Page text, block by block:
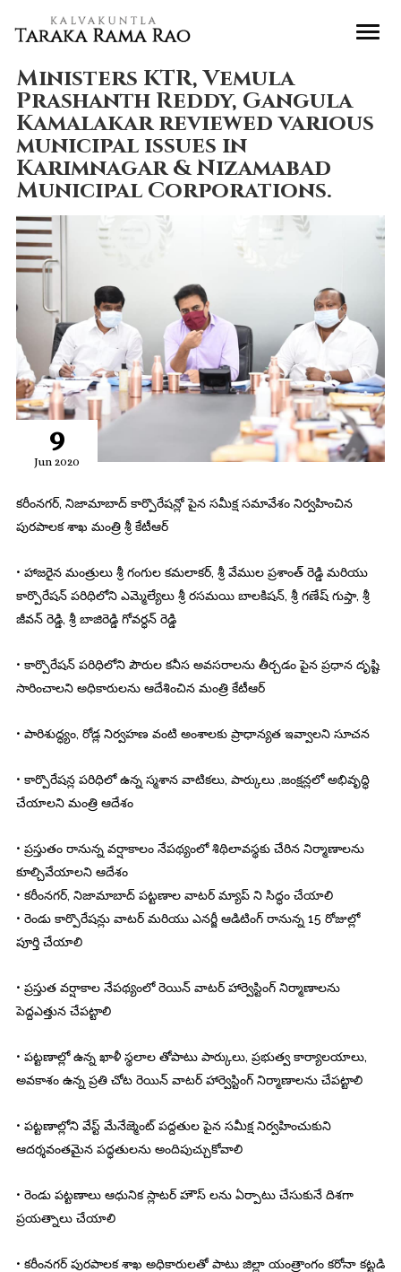
Ministers KTR, Vemula
Prashanth Reddy, Gangula
Kamalakar reviewed various
municipal issues in
Karimnagar & Nizamabad
Municipal Corporations.
9
Jun 2020
కరీంనగర్, నిజామాబాద్ కార్పొరేషన్లో పైన సమీక్ష సమావేశం నిర్వహించిన
పురపాలక శాఖ మంత్రి శ్రీ కేటీఆర్
• హాజరైన మంత్రులు శ్రీ గంగుల కమలాకర్, శ్రీ వేముల ప్రశాంత్ రెడ్డి మరియు
కార్పొరేషన్ పరిధిలోని ఎమ్మెల్యేలు శ్రీ రసమయి బాలకిషన్, శ్రీ గణేష్ గుప్తా, శ్రీ
జీవన్ రెడ్డి, శ్రీ బాజిరెడ్డి గోవర్ధన్ రెడ్డి
• కార్పొరేషన్ పరిధిలోని పౌరుల కనీస అవసరాలను తీర్చడం పైన ప్రధాన దృష్టి
సారించాలని అధికారులను ఆదేశించిన మంత్రి కేటీఆర్
• పారిశుద్ధ్యం, రోడ్ల నిర్వహణ వంటి అంశాలకు ప్రాధాన్యత ఇవ్వాలని సూచన
• కార్పొరేషన్ల పరిధిలో ఉన్న స్మశాన వాటికలు, పార్కులు ,జంక్షన్లలో అభివృద్ధి
చేయాలని మంత్రి ఆదేశం
• ప్రస్తుతం రానున్న వర్షాకాలం నేపథ్యంలో శిథిలావస్థకు చేరిన నిర్మాణాలను
కూల్చివేయాలని ఆదేశం
• కరీంనగర్, నిజామాబాద్ పట్టణాల వాటర్ మ్యాప్ ని సిద్ధం చేయాలి
• రెండు కార్పొరేషన్లు వాటర్ మరియు ఎనర్జీ ఆడిటింగ్ రానున్న 15 రోజుల్లో
పూర్తి చేయాలి
• ప్రస్తుత వర్షాకాల నేపథ్యంలో రెయిన్ వాటర్ హార్వెస్టింగ్ నిర్మాణాలను
పెద్దఎత్తున చేపట్టాలి
• పట్టణాల్లో ఉన్న ఖాళీ స్థలాల తోపాటు పార్కులు, ప్రభుత్వ కార్యాలయాలు,
అవకాశం ఉన్న ప్రతి చోట రెయిన్ వాటర్ హార్వెస్టింగ్ నిర్మాణాలను చేపట్టాలి
• పట్టణాల్లోని వేస్ట్ మేనేజ్మెంట్ పద్దతుల పైన సమీక్ష నిర్వహించుకుని
ఆదర్శవంతమైన పద్ధతులను అందిపుచ్చుకోవాలి
• రెండు పట్టణాలు ఆధునిక స్లాటర్ హౌస్ లను ఏర్పాటు చేసుకునే దిశగా
ప్రయత్నాలు చేయాలి
• కరీంనగర్ పురపాలక శాఖ అధికారులతో పాటు జిల్లా యంత్రాంగం కరోనా కట్టడి